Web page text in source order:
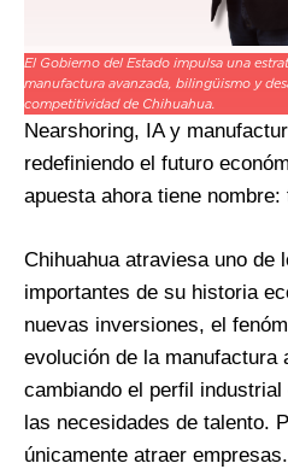
El Gobierno del Estado impulsa una
manufactura avanzada, bilingüismo y
competitividad de Chihuahua.
Nearshoring, IA y
redefiniendo el futuro
apuesta ahora tiene nombre:
Chihuahua atraviesa uno de
importantes de su historia
nuevas inversiones, el
evolución de la manufactura
cambiando el perfil
las necesidades de talento.
únicamente atraer empresas.